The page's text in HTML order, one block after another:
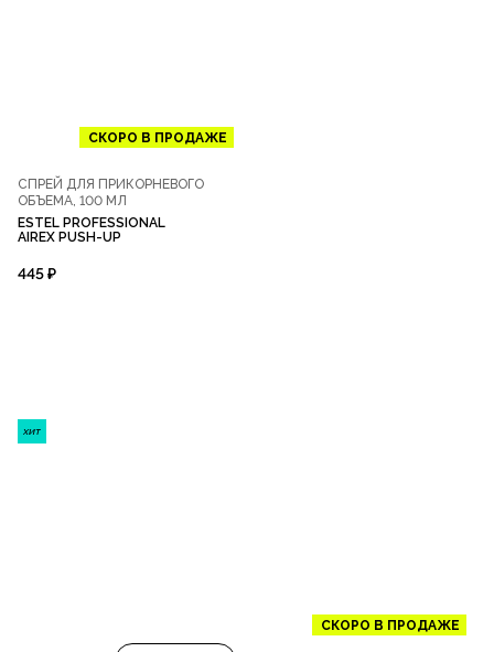
СКОРО В ПРОДАЖЕ
СПРЕЙ ДЛЯ ПРИКОРНЕВОГО
ОБЪЕМА, 100 МЛ
ESTEL PROFESSIONAL
AIREX PUSH-UP
445 ₽
ХИТ
СКОРО В ПРОДАЖЕ